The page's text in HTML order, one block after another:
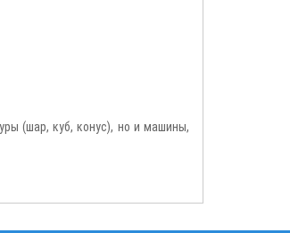
(шар, куб, конус), но и машины,